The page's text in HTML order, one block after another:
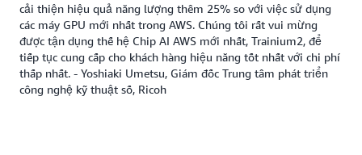
cải thiện hiệu quả năng lượng thêm 25% so với việc sử dụng
các máy GPU mới nhất trong AWS. Chúng tôi rất vui mừng
được tận dụng thế hệ Chip AI AWS mới nhất, Trainium2, để
tiếp tục cung cấp cho khách hàng hiệu năng tốt nhất với chi phí
thấp nhất. - Yoshiaki Umetsu, Giám đốc Trung tâm phát triển
công nghệ kỹ thuật số, Ricoh